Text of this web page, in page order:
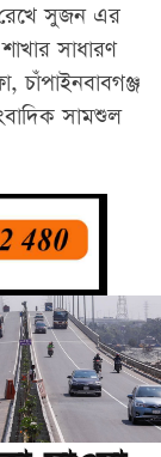
রেখে সুজন এর
সাধারণ
চাঁপাইনবাবগঞ্জ
সামশুল